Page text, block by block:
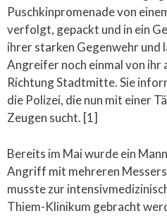
Puschkinpromenade von
verfolgt, gepackt und in ein
ihrer starken Gegenwehr
Angreifer noch einmal von ihr
Richtung Stadtmitte. Sie
die Polizei, die nun mit einer
Zeugen sucht. [1]
Bereits im Mai wurde ein
Angriff mit mehreren
musste zur
Thiem-Klinikum gebracht